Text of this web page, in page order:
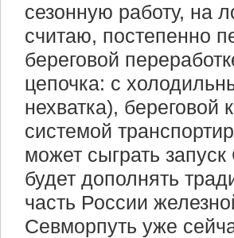
сезонную работу, на
считаю, постепенно
береговой
цепочка: с
нехватка), береговой
системой
может сыграть
будет дополнять
часть России
Севморпуть уже